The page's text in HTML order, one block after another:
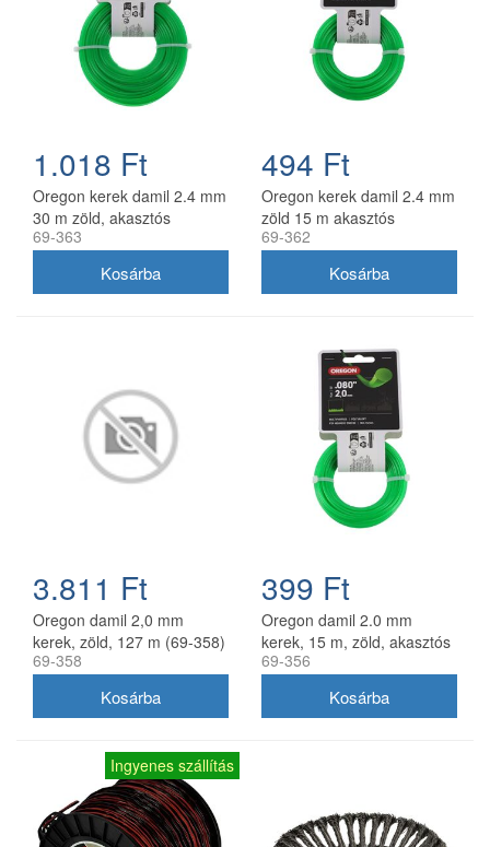
1.018 Ft
Oregon kerek damil 2.4 mm
30 m zöld, akasztós
kiszerelés
69-363
494 Ft
Oregon kerek damil 2.4 mm
zöld 15 m akasztós
kiszerelésben
69-362
3.811 Ft
Oregon damil 2,0 mm
kerek, zöld, 127 m (69-358)
69-358
399 Ft
Oregon damil 2.0 mm
kerek, 15 m, zöld, akasztós
kiszerelés
69-356
Ingyenes szállítás